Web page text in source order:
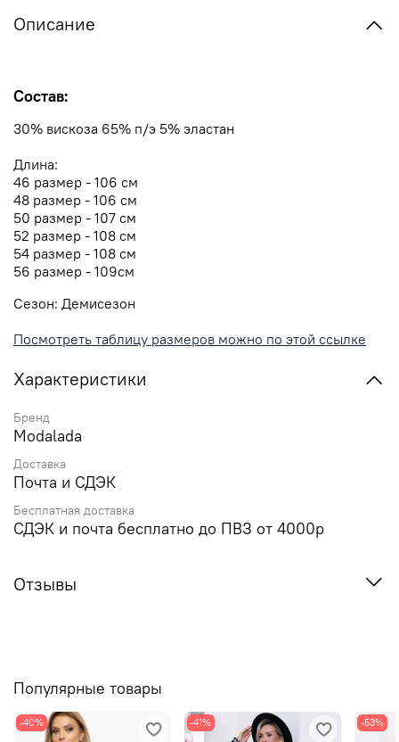
Описание
Cостав:
30% вискоза 65% п/э 5% эластан
Длина:
46 размер - 106 см
48 размер - 106 см
50 размер - 107 см
52 размер - 108 см
54 размер - 108 см
56 размер - 109см
Сезон: Демисезон
Посмотреть таблицу размеров можно по этой ссылке
Характеристики
Бренд
Modalada
Доставка
Почта и СДЭК
Бесплатная доставка
СДЭК и почта бесплатно до ПВЗ от 4000р
Отзывы
Популярные товары
-40% -41% -53%